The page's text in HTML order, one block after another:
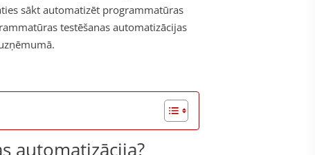
sākt automatizēt programmatūras
testēšanas automatizācijas
automatizācija?